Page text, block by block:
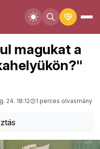
magukat a
24. 18:12 1 perces olvasmány